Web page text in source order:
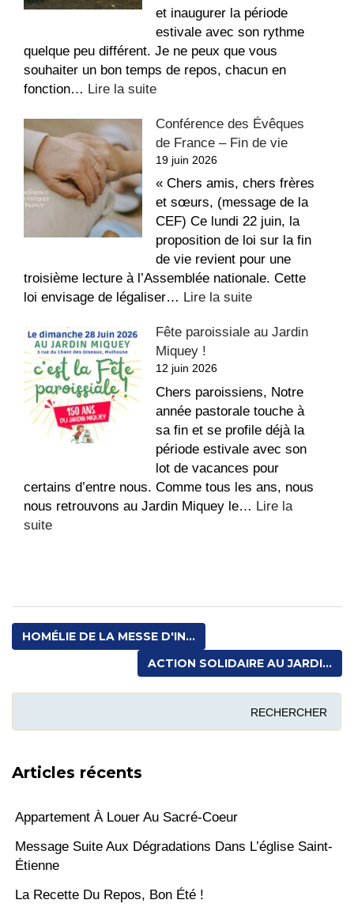
Étienne
et inaugurer la période
estivale avec son rythme
quelque peu différent. Je ne peux que vous
souhaiter un bon temps de repos, chacun en
fonction… Lire la suite:
recette
du
repos,
bon
été
!
Conférence des Évêques
de France – Fin de vie
19 juin 2026
« Chers amis, chers frères
et sœurs, (message de la
CEF) Ce lundi 22 juin, la
proposition de loi sur la fin
de vie revient pour une
troisième lecture à l’Assemblée nationale. Cette
loi envisage de légaliser… Lire la suite:
des
France
–
Fin
de
vie
Fête paroissiale au Jardin
Miquey !
12 juin 2026
Chers paroissiens, Notre
année pastorale touche à
sa fin et se profile déjà la
période estivale avec son
lot de vacances pour
certains d’entre nous. Comme tous les ans, nous
nous retrouvons au Jardin Miquey le… Lire la
suite:
Miquey
!
HOMÉLIE DE LA MESSE D'IN...
ACTION SOLIDAIRE AU JARDI...
Articles récents
Appartement À Louer Au Sacré-Coeur
Message Suite Aux Dégradations Dans L’église Saint-
Étienne
La Recette Du Repos, Bon Été !